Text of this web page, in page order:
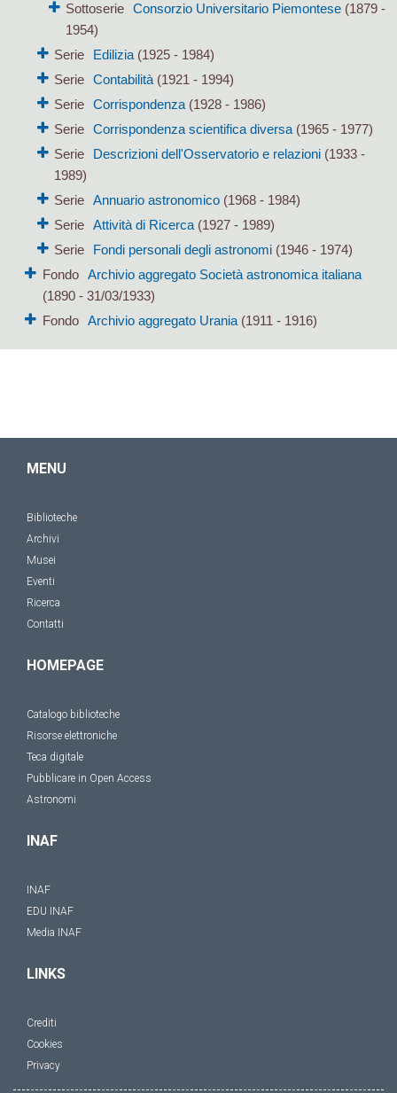
Sottoserie
Consorzio Universitario Piemontese (1879 -
1954)
Serie
Edilizia(1925 - 1984)
Serie Contabilità(1921 - 1994)
Serie Corrispondenza(1928 - 1986)
Serie Corrispondenza scientifica diversa(1965 - 1977)
Serie
Descrizioni dell'Osservatorio e relazioni(1933 -
1989)
Serie Annuario astronomico(1968 - 1984)
Serie Attività di Ricerca(1927 - 1989)
Serie
Fondi personali degli astronomi(1946 - 1974)
Fondo
Archivio aggregato Società astronomica italiana
(1890 - 31/03/1933)
Fondo
Archivio aggregato Urania(1911 - 1916)
MENU
Biblioteche
Archivi
Musei
Eventi
Ricerca
Contatti
HOMEPAGE
Catalogo biblioteche
Risorse elettroniche
Teca digitale
Pubblicare in Open Access
Astronomi
INAF
INAF
EDU INAF
Media INAF
LINKS
Crediti
Cookies
Privacy